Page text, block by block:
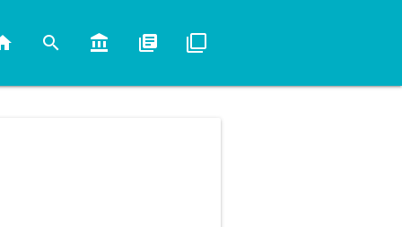
search account_balance library_books filter_none